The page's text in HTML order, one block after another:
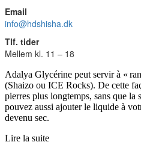
Email
info@hdshisha.dk
Tlf. tider
Mellem kl. 11 – 18
Adalya Glycérine peut servir à «
(Shaizo ou ICE Rocks). De cette
pierres plus longtemps, sans que la
pouvez aussi ajouter le liquide à
devenu sec.
Lire la suite